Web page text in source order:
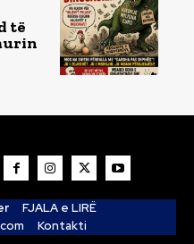
të
FJALA e LIRË
Kontakti